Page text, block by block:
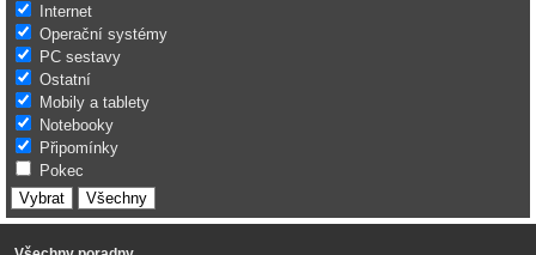
Internet
Operační systémy
PC sestavy
Ostatní
Mobily a tablety
Notebooky
Připomínky
Pokec